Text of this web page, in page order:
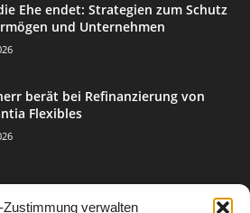
Zustimmung verwalten
Ehe endet: Strategien zum Schutz
und Unternehmen
berät bei Refinanzierung von
Flexibles